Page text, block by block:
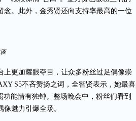
。此外，金秀贤还向支持率最高的一位
更加耀眼夺目，让众多粉丝过足偶像崇
S5不吝赞扬之词，全智贤表示，她最喜
能情有独钟。整场晚会中，粉丝们看到
魅力引爆全场。